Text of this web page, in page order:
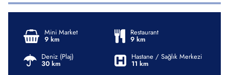
Mini Market
9 km
Restaurant
9 km
Deniz (Plaj)
30 km
Hastane / Sağlık Merkezi
11 km